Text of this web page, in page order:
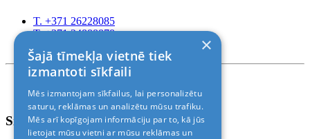
T. +371 26228085
T. +371 24888878
© 2011-2026> «ALANI SIA»
Sign In
×
Šajā tīmekļa vietnē tiek
izmantoti sīkfaili
Mēs izmantojam sīkfailus, lai personalizētu
saturu, reklāmas un analizētu mūsu trafiku.
Mēs arī kopīgojam informāciju par to, kā jūs
lietojat mūsu vietni ar mūsu reklāmas un